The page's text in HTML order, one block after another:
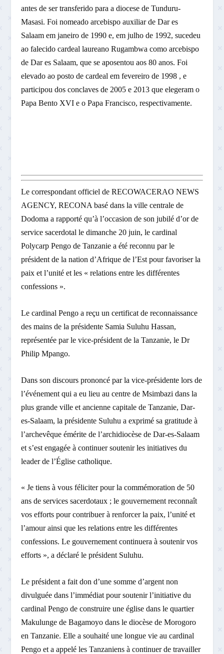
antes de ser transferido para a diocese de Tunduru-
Masasi. Foi nomeado arcebispo auxiliar de Dar es
Salaam em janeiro de 1990 e, em julho de 1992, sucedeu
ao falecido cardeal laureano Rugambwa como arcebispo
de Dar es Salaam, que se aposentou aos 80 anos. Foi
elevado ao posto de cardeal em fevereiro de 1998 , e
participou dos conclaves de 2005 e 2013 que elegeram o
Papa Bento XVI e o Papa Francisco, respectivamente.
Le correspondant officiel de RECOWACERAO NEWS
AGENCY, RECONA basé dans la ville centrale de
Dodoma a rapporté qu’à l’occasion de son jubilé d’or de
service sacerdotal le dimanche 20 juin, le cardinal
Polycarp Pengo de Tanzanie a été reconnu par le
président de la nation d’Afrique de l’Est pour favoriser la
paix et l’unité et les « relations entre les différentes
confessions ».
Le cardinal Pengo a reçu un certificat de reconnaissance
des mains de la présidente Samia Suluhu Hassan,
représentée par le vice-président de la Tanzanie, le Dr
Philip Mpango.
Dans son discours prononcé par la vice-présidente lors de
l’événement qui a eu lieu au centre de Msimbazi dans la
plus grande ville et ancienne capitale de Tanzanie, Dar-
es-Salaam, la présidente Suluhu a exprimé sa gratitude à
l’archevêque émérite de l’archidiocèse de Dar-es-Salaam
et s’est engagée à continuer soutenir les initiatives du
leader de l’Église catholique.
« Je tiens à vous féliciter pour la commémoration de 50
ans de services sacerdotaux ; le gouvernement reconnaît
vos efforts pour contribuer à renforcer la paix, l’unité et
l’amour ainsi que les relations entre les différentes
confessions. Le gouvernement continuera à soutenir vos
efforts », a déclaré le président Suluhu.
Le président a fait don d’une somme d’argent non
divulguée dans l’immédiat pour soutenir l’initiative du
cardinal Pengo de construire une église dans le quartier
Makulunge de Bagamoyo dans le diocèse de Morogoro
en Tanzanie. Elle a souhaité une longue vie au cardinal
Pengo et a appelé les Tanzaniens à continuer de travailler